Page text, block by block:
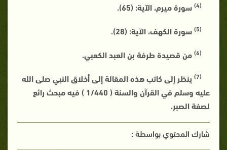
(4) سورة ميرم، الآية: (65).
(5) سورة الكهف، الآية: (28).
(6) من قصيدة طرفة بن العبد الكعبي.
(7)
ينظر إلى كاتب هذه المقالة إلى أخلاق النبي صلى الله
عليه وسلم في القرآن والسنة ( 1/440 ) فيه مبحث رائع
لصفة الصبر.
شارك المحتوي بواسطة :